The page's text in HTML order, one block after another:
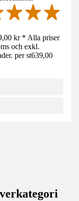
kr * Alla priser
och exkl.
per st639,00